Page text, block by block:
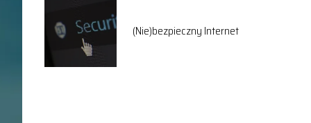
(Nie)bezpieczny Internet